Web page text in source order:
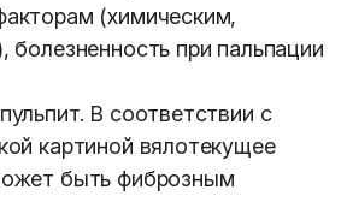
(химическим,
болезненность при пальпации
В соответствии с
картиной вялотекущее
быть фиброзным